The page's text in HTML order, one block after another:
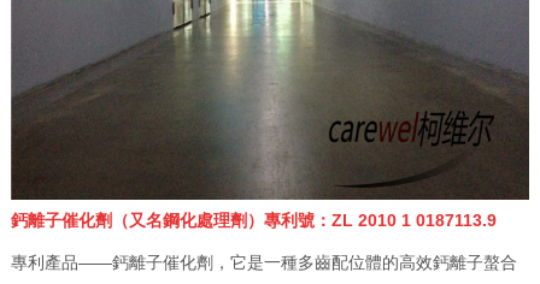
鈣離子催化劑（又名鋼化處理劑）專利號：ZL 2010 1 0187113.9
專利產品——鈣離子催化劑，它是一種多齒配位體的高效鈣離子螯合